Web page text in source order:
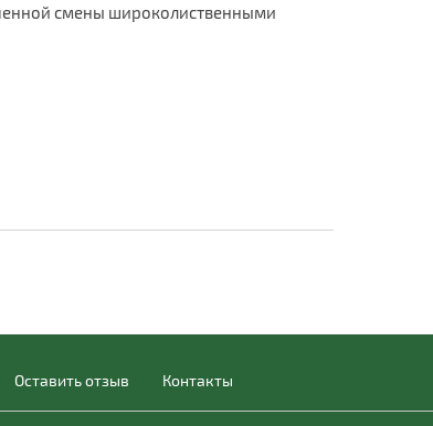
смены широколиственными
Оставить отзыв Контакты